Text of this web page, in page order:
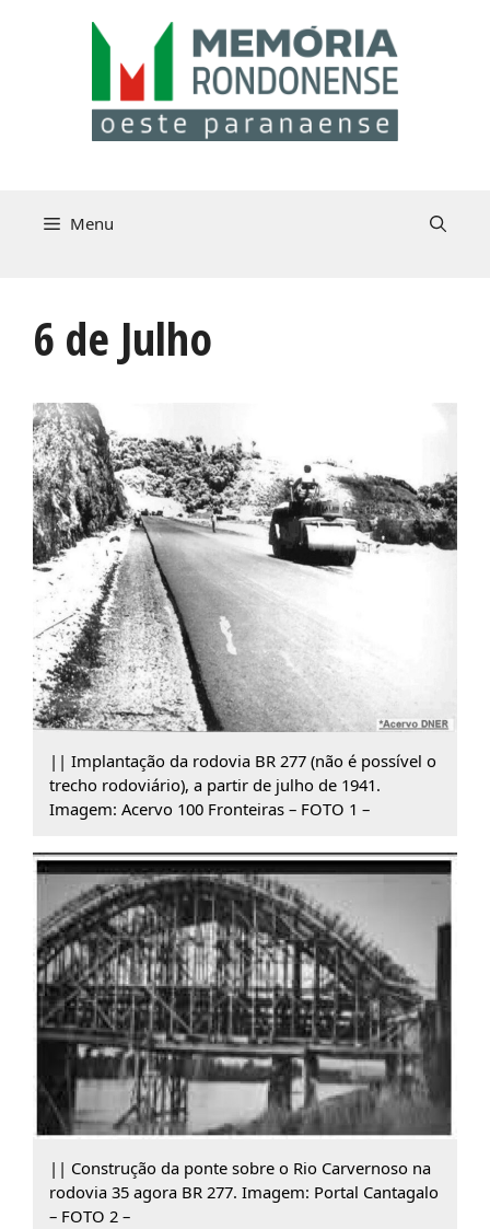
Menu
6 de Julho
|| Implantação da rodovia BR 277 (não é possível o
trecho rodoviário), a partir de julho de 1941.
Imagem: Acervo 100 Fronteiras – FOTO 1 –
|| Construção da ponte sobre o Rio Carvernoso na
rodovia 35 agora BR 277. Imagem: Portal Cantagalo
– FOTO 2 –